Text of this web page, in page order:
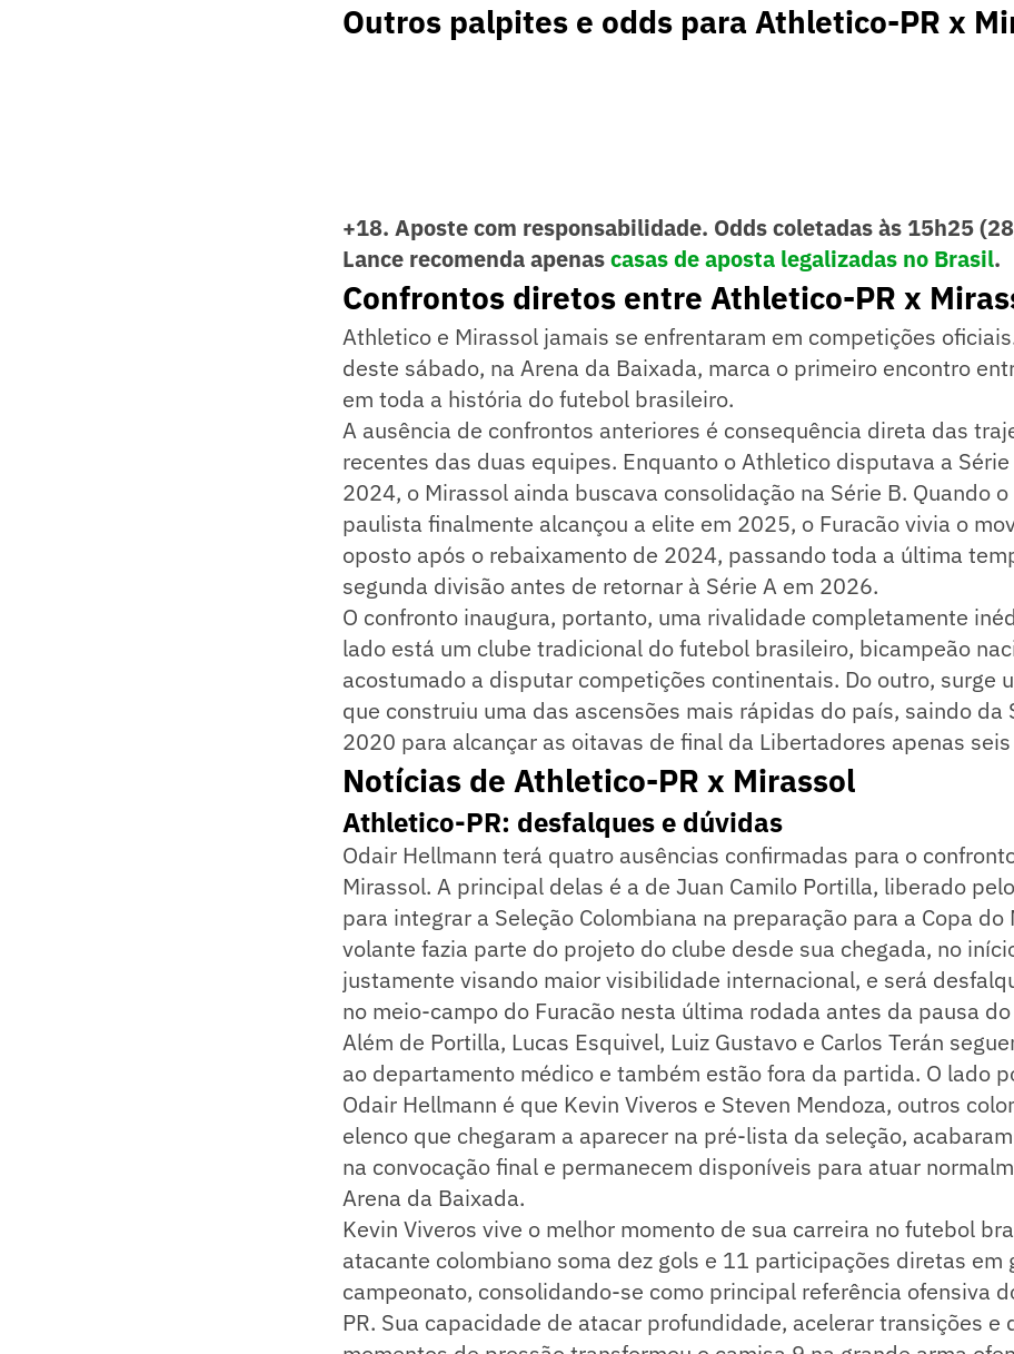
Outros palpites e odds para Athletico-PR x
+18. Aposte com responsabilidade. Odds coletadas às 15h25
Lance recomenda apenascasas de aposta legalizadas no Brasil.
Confrontos diretos entre Athletico-PR x
Athletico e Mirassol jamais se enfrentaram em competições
deste sábado, na Arena da Baixada, marca o primeiro encontro
em toda a história do futebol brasileiro.
A ausência de confrontos anteriores é consequência direta das
recentes das duas equipes. Enquanto o Athletico disputava a
2024, o Mirassol ainda buscava consolidação na Série B. Quando
paulista finalmente alcançou a elite em 2025, o Furacão vivia o
oposto após o rebaixamento de 2024, passando toda a última
segunda divisão antes de retornar à Série A em 2026.
O confronto inaugura, portanto, uma rivalidade completamente
lado está um clube tradicional do futebol brasileiro, bicampeão
acostumado a disputar competições continentais. Do outro, surge
que construiu uma das ascensões mais rápidas do país, saindo da
2020 para alcançar as oitavas de final da Libertadores apenas
Notícias de Athletico-PR x Mirassol
Athletico-PR: desfalques e dúvidas
Odair Hellmann terá quatro ausências confirmadas para o
Mirassol. A principal delas é a de Juan Camilo Portilla, liberado
para integrar a Seleção Colombiana na preparação para a Copa do
volante fazia parte do projeto do clube desde sua chegada, no
justamente visando maior visibilidade internacional, e será
no meio-campo do Furacão nesta última rodada antes da pausa
Além de Portilla, Lucas Esquivel, Luiz Gustavo e Carlos Terán
ao departamento médico e também estão fora da partida. O lado
Odair Hellmann é que Kevin Viveros e Steven Mendoza, outros
elenco que chegaram a aparecer na pré-lista da seleção,
na convocação final e permanecem disponíveis para atuar
Arena da Baixada.
Kevin Viveros vive o melhor momento de sua carreira no futebol
atacante colombiano soma dez gols e 11 participações diretas em
campeonato, consolidando-se como principal referência ofensiva
PR. Sua capacidade de atacar profundidade, acelerar transições e